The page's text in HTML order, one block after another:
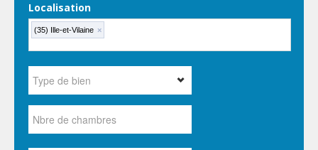
Localisation
(35) Ille-et-Vilaine ×